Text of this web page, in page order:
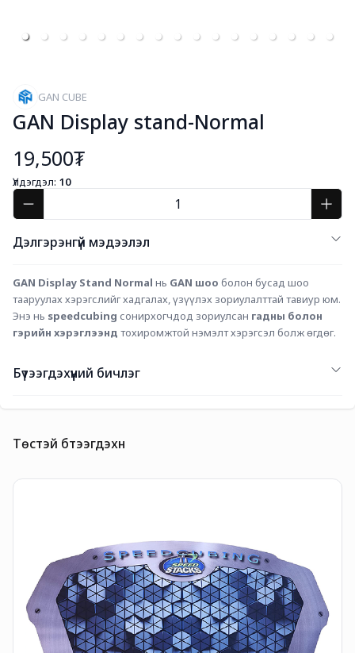
GAN CUBE
GAN Display stand-Normal
19,500₮
Үлдэгдэл: 10
Дэлгэрэнгүй мэдээлэл
GAN Display Stand Normal нь GAN шоо болон бусад шоо
тааруулах хэрэгслийг хадгалах, үзүүлэх зориулалттай тавиур юм.
Энэ нь speedcubing сонирхогчдод зориулсан гадны болон
гэрийн хэрэглээнд тохиромжтой нэмэлт хэрэгсэл болж өгдөг.
Бүтээгдэхүүний бичлэг
Төстэй бүтээгдэхүүн